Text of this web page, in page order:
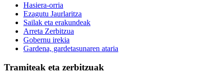
Hasiera-orria
Ezagutu Jaurlaritza
Sailak eta erakundeak
Arreta Zerbitzua
Gobernu irekia
Gardena, gardetasunaren ataria
Tramiteak eta zerbitzuak